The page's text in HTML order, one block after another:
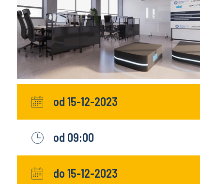
od 15-12-2023
od 09:00
do 15-12-2023